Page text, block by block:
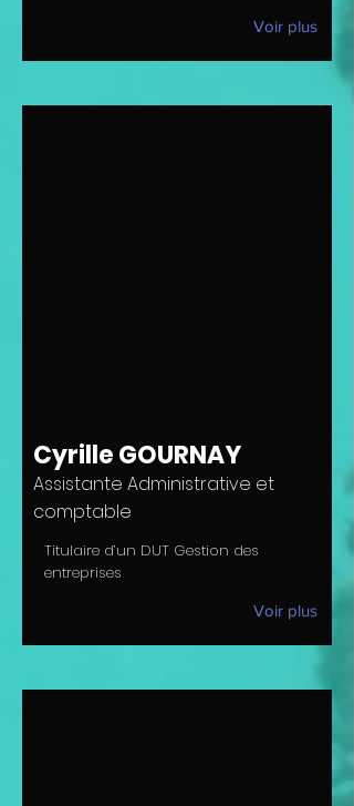
Voir plus
Cyrille GOURNAY
Assistante Administrative et
comptable
Titulaire d’un DUT Gestion des
entreprises
Voir plus